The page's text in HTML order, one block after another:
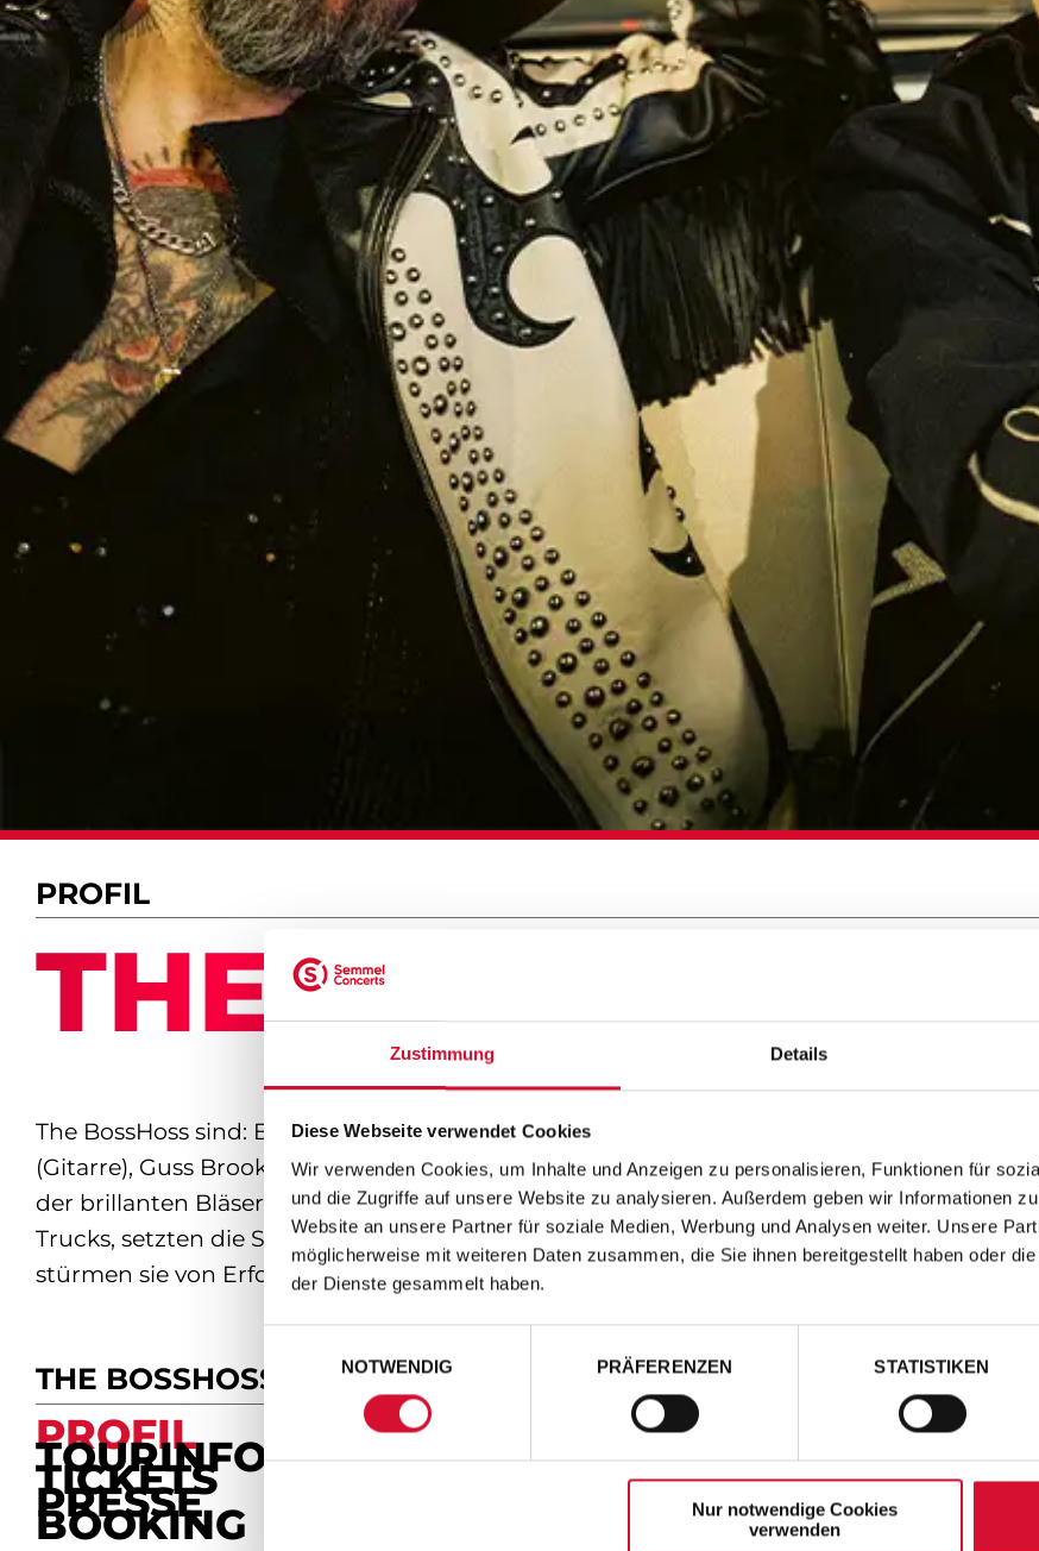
Zustimmung Details
Diese Webseite verwendet Cookies
Wir verwenden Cookies, um Inhalte und Anzeigen zu personalisieren, Funktionen für
und die Zugriffe auf unsere Website zu analysieren. Außerdem geben wir Informationen
Website an unsere Partner für soziale Medien, Werbung und Analysen weiter. Unsere
möglicherweise mit weiteren Daten zusammen, die Sie ihnen bereitgestellt haben oder
der Dienste gesammelt haben.
NOTWENDIG
PRÄFERENZEN STATISTIKEN
Nur notwendige Cookies
verwenden
PROFIL
THE BOSSHOSS
The BossHoss sind: Boss Burns (Gesang), Hoss Power (Gesang, Gitarre), Hank
(Gitarre), Guss Brooks (Kontrabass), Frank Doe (Drums) und Ernesto Escobar de
der brillanten Bläsersektion „The Tijuana Wonderbrass“.Vor fast zwei Jahrzehnten
Trucks, setzten die Stetsons auf und fuhren mit Satteltaschen voller Rock’n’Roll los, die
stürmen sie von Erfolg zu Erfolg.
THE BOSSHOSS
PROFIL
TOURINFO
TICKETS
PRESSE
BOOKING